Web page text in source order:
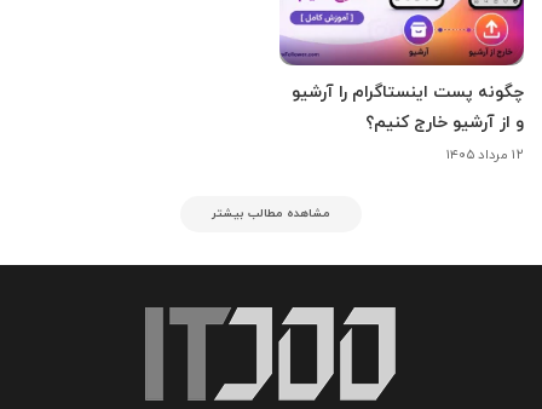
چگونه پست اینستاگرام را آرشیو
و از آرشیو خارج کنیم؟
۱۲ مرداد ۱۴۰۵
مشاهده مطالب بیشتر